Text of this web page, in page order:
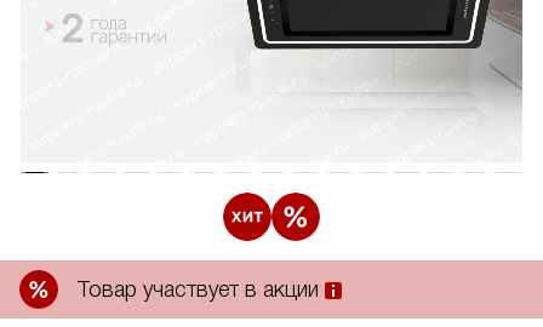
Товар участвует в акции